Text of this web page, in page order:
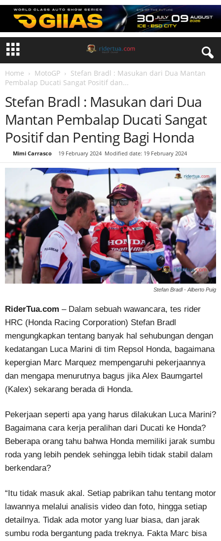
Home MotoGP
Stefan Bradl : Masukan dari Dua Mantan
Pembalap Ducati Sangat Positif dan...
Stefan Bradl : Masukan dari Dua
Mantan Pembalap Ducati Sangat
Positif dan Penting Bagi Honda
Mimi Carrasco 19 February 2024 Modified date: 19 February 2024
Stefan Bradl - Alberto Puig
RiderTua.com – Dalam sebuah wawancara, tes rider
HRC (Honda Racing Corporation) Stefan Bradl
mengungkapkan tentang banyak hal sehubungan dengan
kedatangan Luca Marini di tim Repsol Honda, bagaimana
kepergian Marc Marquez mempengaruhi pekerjaannya
dan mengapa menurutnya bagus jika Alex Baumgartel
(Kalex) sekarang berada di Honda.
Pekerjaan seperti apa yang harus dilakukan Luca Marini?
Bagaimana cara kerja peralihan dari Ducati ke Honda?
Beberapa orang tahu bahwa Honda memiliki jarak sumbu
roda yang lebih pendek sehingga lebih tidak stabil dalam
berkendara?
“Itu tidak masuk akal. Setiap pabrikan tahu tentang motor
lawannya melalui analisis video dan foto, hingga setiap
detailnya. Tidak ada motor yang luar biasa, dan jarak
sumbu roda bergantung pada treknya. Fakta Marc bisa